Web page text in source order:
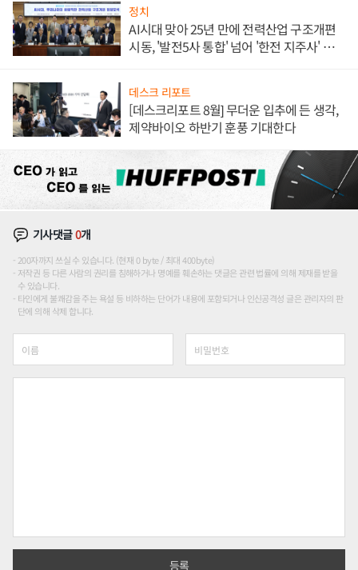
정치
AI시대 맞아 25년 만에 전력산업 구조개편
시동, '발전5사 통합' 넘어 '한전 지주사' 재편
데스크 리포트
[데스크리포트 8월] 무더운 입추에 든 생각,
제약바이오 하반기 훈풍 기대한다
기사댓글0개
200자까지 쓰실 수 있습니다. (현재 0 byte / 최대 400byte)
저작권 등 다른 사람의 권리를 침해하거나 명예를 훼손하는 댓글은 관련 법률에 의해 제재를 받을
수 있습니다.
타인에게 불쾌감을 주는 욕설 등 비하하는 단어가 내용에 포함되거나 인신공격성 글은 관리자의 판
단에 의해 삭제 합니다.